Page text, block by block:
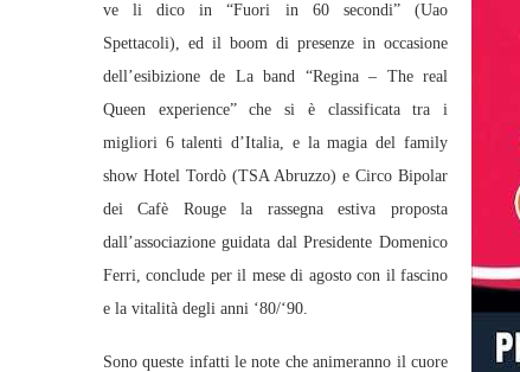
ve li dico in “Fuori in 60 secondi” (Uao
Spettacoli), ed il boom di presenze in occasione
dell’esibizione de La band “Regina – The real
Queen experience” che si è classificata tra i
migliori 6 talenti d’Italia, e la magia del family
show Hotel Tordò (TSA Abruzzo) e Circo Bipolar
dei Cafè Rouge la rassegna estiva proposta
dall’associazione guidata dal Presidente Domenico
Ferri, conclude per il mese di agosto con il fascino
e la vitalità degli anni ‘80/‘90.
Sono queste infatti le note che animeranno il cuore